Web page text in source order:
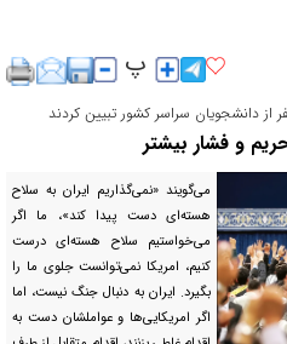
از دانشجویان سراسر کشور تبیین کردند
و فشار بیشتر
‌می‌گویند «نمی‌گذاریم ایران به سلاح
هسته‌ای دست پیدا کند»، ما اگر
می‌خواستیم سلاح هسته‌ای درست
کنیم، امریکا نمی‌توانست جلوی ما را
بگیرد. ایران به دنبال جنگ نیست، اما
اگر امریکایی‌ها و عواملشان دست به